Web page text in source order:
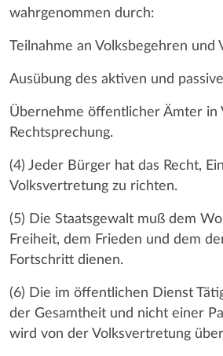
wahrgenommen durch:
Teilnahme an Volksbegehren und
Ausübung des aktiven und
Übernehme öffentlicher Ämter in
Rechtsprechung.
(4) Jeder Bürger hat das Recht,
Volksvertretung zu richten.
(5) Die Staatsgewalt muß dem
Freiheit, dem Frieden und dem
Fortschritt dienen.
(6) Die im öffentlichen Dienst
der Gesamtheit und nicht einer
wird von der Volksvertretung